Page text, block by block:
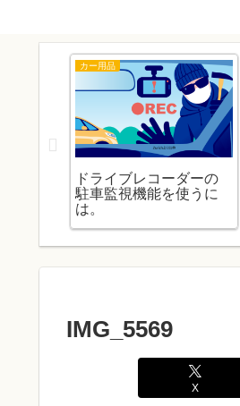
カー用品
ドライブレコーダーの
駐車監視機能を使うに
は。
IMG_5569
X